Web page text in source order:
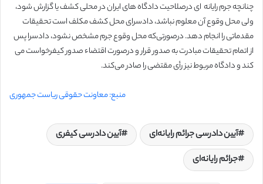
چنانچه جرم رایانه ‎ ای درصلاحیت دادگاه های ایران در محلی کشف یا گزارش شود،
‌ولی محل وقوع آن معلوم نباشد، دادسرای محل کشف مکلف است تحقیقات
مقدماتی را انجام دهد. درصورتی‌که محل وقوع جرم مشخص نشود،‌ دادسرا پس
کند و دادگاه مربوط نیز رأی مقتضی را صادر می‌کند.
منبع: معاونت حقوقی ریاست جمهوری
آیین دادرسی جرائم رایانه‌ای
آیین دادرسی کیفری
جرائم رایانه‌ای